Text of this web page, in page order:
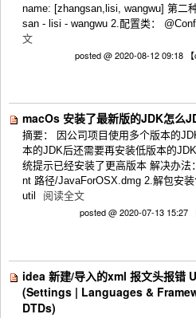
name: [zhangsan,lisi, wangwu] 第二
san - lisi - wangwu 2.配置类：
文
posted @ 2020-08-12 09:18 【
macOs 安装了最新版的JDK怎么
摘要： 因公司项目使用多个版本的
本的JDK后还需要再安装低版本的
统提示已经安装了更高版本 解决办
nt 路径/JavaForOSX.dmg 2.解包安
util
阅读全文
posted @ 2020-07-13 15:27
idea 新建/导入的xml 报文头报错
(Settings | Languages &
DTDs)